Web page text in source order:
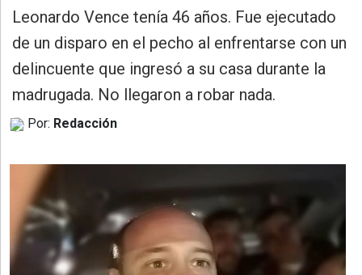
Provincia
Salud
»
Educación
»
Gestión
Leonardo Vence tenía 46 años. Fue ejecutado
de un disparo en el pecho al enfrentarse con un
delincuente que ingresó a su casa durante la
madrugada. No llegaron a robar nada.
Por: Redacción